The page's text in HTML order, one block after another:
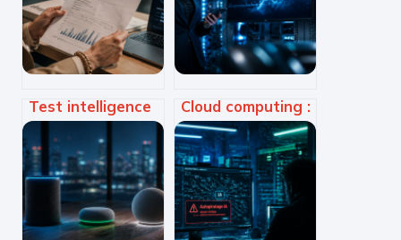
Test intelligence
artificielle : 3
critères
techniques pour
démasquer un
texte généré par
IA
Cloud computing :
3 ruptures
technologiques
qui ont
transformé
l’informatique
mondiale